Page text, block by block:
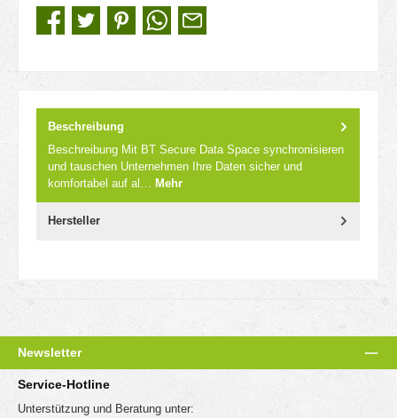
Beschreibung
Beschreibung Mit BT Secure Data Space synchronisieren
und tauschen Unternehmen Ihre Daten sicher und
komfortabel auf al… Mehr
Hersteller
Newsletter
Service-Hotline
Unterstützung und Beratung unter: